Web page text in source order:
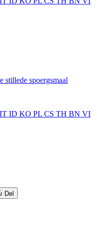
stillede spoergsmaal
IT ID KO PL CS TH BN VI
Del